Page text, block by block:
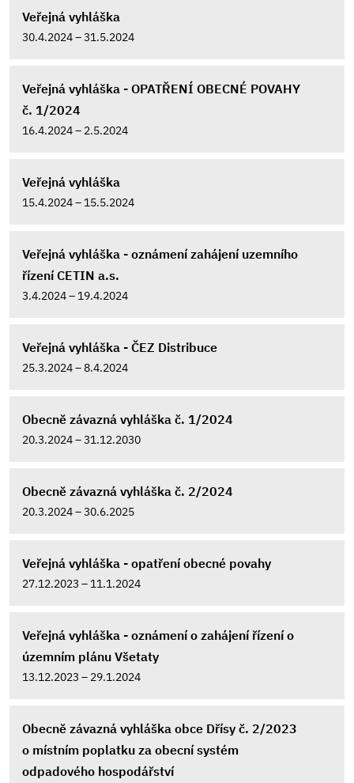
Veřejná vyhláška
30.4.2024 – 31.5.2024
Veřejná vyhláška - OPATŘENÍ OBECNÉ POVAHY
č. 1/2024
16.4.2024 – 2.5.2024
Veřejná vyhláška
15.4.2024 – 15.5.2024
Veřejná vyhláška - oznámení zahájení uzemního
řízení CETIN a.s.
3.4.2024 – 19.4.2024
Veřejná vyhláška - ČEZ Distribuce
25.3.2024 – 8.4.2024
Obecně závazná vyhláška č. 1/2024
20.3.2024 – 31.12.2030
Obecně závazná vyhláška č. 2/2024
20.3.2024 – 30.6.2025
Veřejná vyhláška - opatření obecné povahy
27.12.2023 – 11.1.2024
Veřejná vyhláška - oznámení o zahájení řízení o
územním plánu Všetaty
13.12.2023 – 29.1.2024
Obecně závazná vyhláška obce Dřísy č. 2/2023
o místním poplatku za obecní systém
odpadového hospodářství